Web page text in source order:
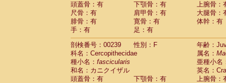
頭蓋骨：有
下顎骨：有
上腕骨：
尺骨：有
肩甲骨：有
大腿骨：
腓骨：有
寛骨：有
体幹：有
手：有
足：有
剖検番号：00239
性別：F
年齢：
科名：Cercopithecidae
属名：
種小名： fascicularis
亜種小名
和名：カニクイザル
英名：
頭蓋骨：有
下顎骨：有
上腕骨：